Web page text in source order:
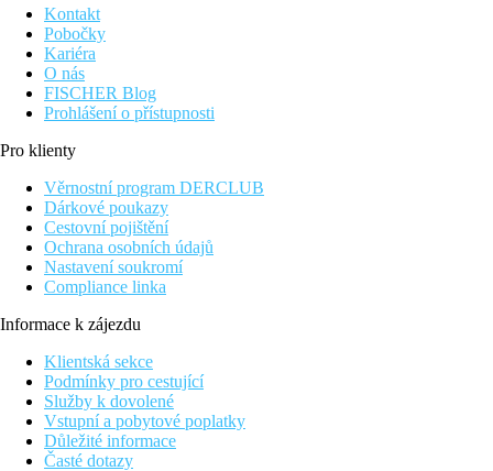
Kontakt
Pobočky
Kariéra
O nás
FISCHER Blog
Prohlášení o přístupnosti
Pro klienty
Věrnostní program DERCLUB
Dárkové poukazy
Cestovní pojištění
Ochrana osobních údajů
Nastavení soukromí
Compliance linka
Informace k zájezdu
Klientská sekce
Podmínky pro cestující
Služby k dovolené
Vstupní a pobytové poplatky
Důležité informace
Časté dotazy